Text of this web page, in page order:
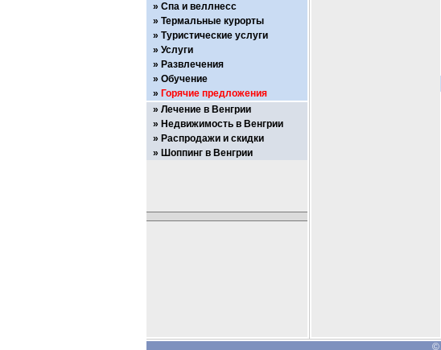
Спа и веллнесс
Термальные курорты
Туристические услуги
Услуги
Развлечения
Обучение
Горячие предложения
Лечение в Венгрии
Недвижимость в Венгрии
Распродажи и скидки
Шоппинг в Венгрии
©